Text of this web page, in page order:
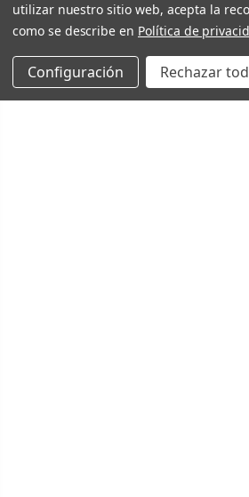
utilizar nuestro sitio web, acepta la
como se describe en Política de
Configuración Rechazar